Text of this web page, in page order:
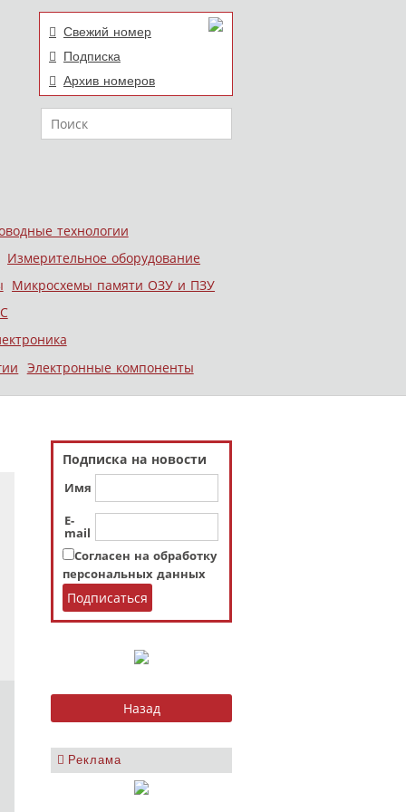
Свежий номер
Подписка
Архив номеров
Поиск
технологии
Измерительное оборудование
Микросхемы памяти ОЗУ и ПЗУ
Электронные компоненты
Подписка на новости
Имя
E-
mail
Согласен на обработку
персональных данных
Реклама